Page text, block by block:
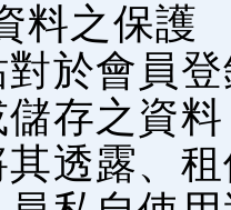
料之保護
於會員
存之資
透露、